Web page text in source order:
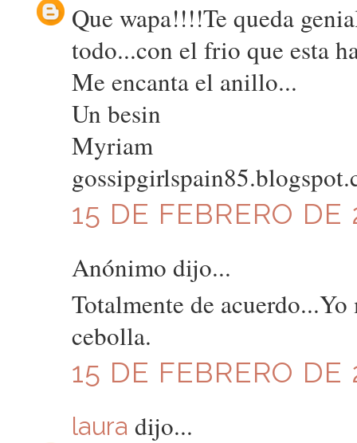
Que wapa!!!!Te queda
todo...con el frio que esta
Me encanta el anillo...
Un besin
Myriam
15 DE FEBRERO DE
Anónimo dijo...
Totalmente de
cebolla.
15 DE FEBRERO DE
laura dijo...